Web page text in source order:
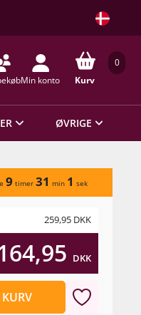
Min konto
0
Kurv
ØVRIGE
9 timer 31 min 1 sek
259,95 DKK
DKK